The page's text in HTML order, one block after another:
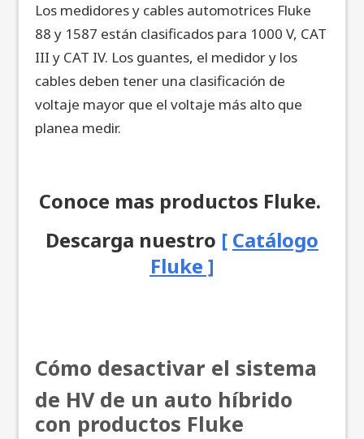
Los medidores y cables automotrices Fluke
88 y 1587 están clasificados para 1000 V, CAT
III y CAT IV. Los guantes, el medidor y los
cables deben tener una clasificación de
voltaje mayor que el voltaje más alto que
planea medir.
Conoce mas productos Fluke.
Descarga nuestro [ Catálogo
Fluke ]
Cómo desactivar el sistema
de HV de un auto híbrido
con productos Fluke